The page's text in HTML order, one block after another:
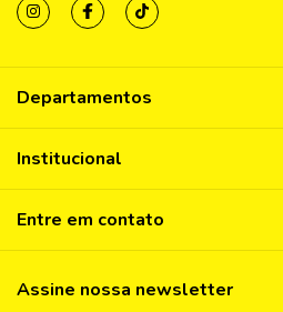
Departamentos
Institucional
Entre em contato
Assine nossa newsletter